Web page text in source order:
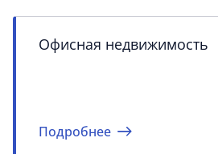
Офисная недвижимость
Подробнее